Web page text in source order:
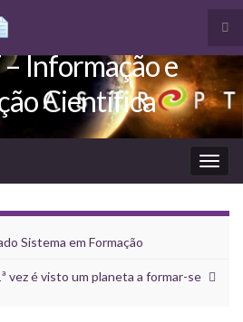
Informação e
Científica
Sistema em Formação
vez é visto um planeta a formar-se